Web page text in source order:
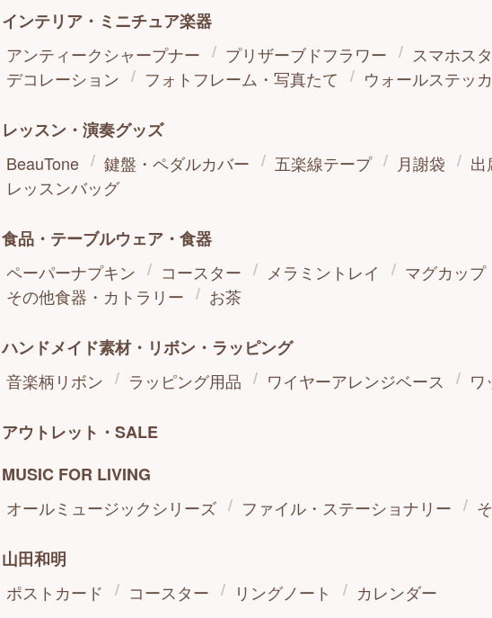
インテリア・ミニチュア楽器
アンティークシャープナー
プリザーブドフラワー スマホス
デコレーション
フォトフレーム・写真たて ウォールステッ
レッスン・演奏グッズ
BeauTone
鍵盤・ペダルカバー 五楽線テープ 月謝袋 出
レッスンバッグ
食品・テーブルウェア・食器
ペーパーナプキン
コースター メラミントレイ
マグカップ
その他食器・カトラリー
お茶
ハンドメイド素材・リボン・ラッピング
音楽柄リボン
ラッピング用品 ワイヤーアレンジベース ワ
アウトレット・SALE
MUSIC FOR LIVING
オールミュージックシリーズ
ファイル・ステーショナリー
山田和明
ポストカード
コースター リングノート カレンダー